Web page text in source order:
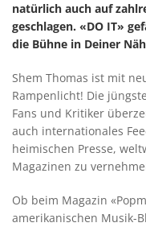
natürlich auch auf
geschlagen. «DO IT»
die Bühne in Deiner
Shem Thomas ist mit
Rampenlicht! Die
Fans und Kritiker
auch internationales
heimischen Presse,
Magazinen zu
Ob beim Magazin
amerikanischen Musik-